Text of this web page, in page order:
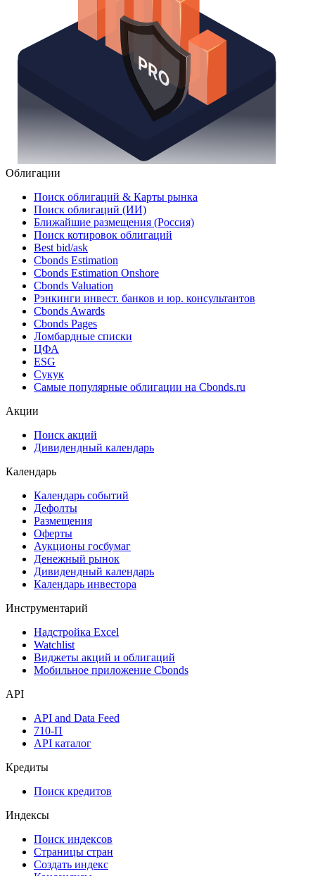
Облигации
Поиск облигаций & Карты рынка
Поиск облигаций (ИИ)
Ближайшие размещения (Россия)
Поиск котировок облигаций
Best bid/ask
Cbonds Estimation
Cbonds Estimation Onshore
Cbonds Valuation
Рэнкинги инвест. банков и юр. консультантов
Cbonds Awards
Cbonds Pages
Ломбардные списки
ESG
Самые популярные облигации на Cbonds.ru
Дивидендный календарь
Календарь
Календарь событий
Дефолты
Размещения
Оферты
Денежный рынок
Календарь инвестора
Инструментарий
Мобильное приложение Cbonds
API
API and Data Feed
API каталог
Кредиты
Поиск кредитов
Индексы